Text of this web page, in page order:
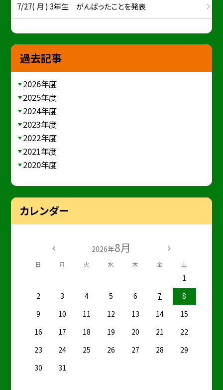
7/27( 月 ) 3年生 がんばったことを発表
過去記事
2026年度
2025年度
2024年度
2023年度
2022年度
2021年度
2020年度
カレンダー
2026年8月
日 月 火 水 木 金 土
1
2
3 4 5 6 7
8
9
10 11 12 13 14
15
16
17 18 19 20 21
22
23
24 25 26 27 28
29
30
31